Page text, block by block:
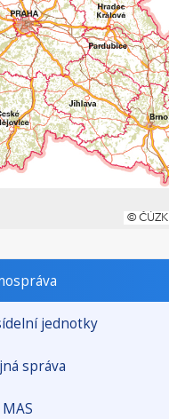
jednotky
správa
MAS